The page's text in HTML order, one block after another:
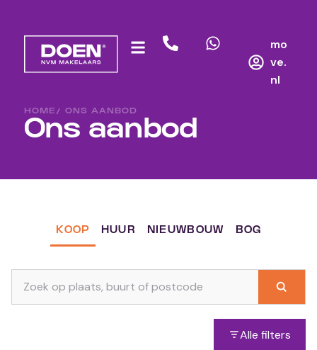
mo
ve.
nl
HOME / ONS AANBOD
Ons aanbod
KOOP HUUR NIEUWBOUW BOG
Alle filters